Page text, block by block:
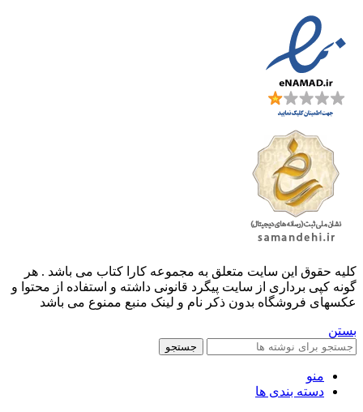
کليه حقوق اين سايت متعلق به مجموعه کارا کتاب می باشد . هر
گونه کپی برداری از سایت پیگرد قانونی داشته و استفاده از محتوا و
عکسهای فروشگاه بدون ذکر نام و لینک منبع ممنوع می باشد
بستن
جستجو
منو
دسته بندی ها